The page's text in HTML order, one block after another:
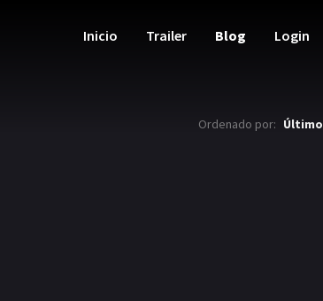
Inicio Trailer Blog Login
Ordenado por: Último